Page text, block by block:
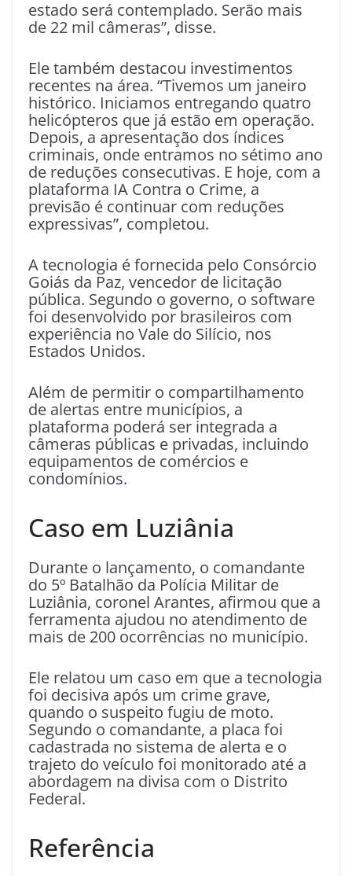
estado será contemplado. Serão mais
de 22 mil câmeras”, disse.
Ele também destacou investimentos
recentes na área. “Tivemos um janeiro
histórico. Iniciamos entregando quatro
helicópteros que já estão em operação.
Depois, a apresentação dos índices
criminais, onde entramos no sétimo ano
de reduções consecutivas. E hoje, com a
plataforma IA Contra o Crime, a
previsão é continuar com reduções
expressivas”, completou.
A tecnologia é fornecida pelo Consórcio
Goiás da Paz, vencedor de licitação
pública. Segundo o governo, o software
foi desenvolvido por brasileiros com
experiência no Vale do Silício, nos
Estados Unidos.
Além de permitir o compartilhamento
de alertas entre municípios, a
plataforma poderá ser integrada a
câmeras públicas e privadas, incluindo
equipamentos de comércios e
condomínios.
Caso em Luziânia
Durante o lançamento, o comandante
do 5º Batalhão da Polícia Militar de
Luziânia, coronel Arantes, afirmou que a
ferramenta ajudou no atendimento de
mais de 200 ocorrências no município.
Ele relatou um caso em que a tecnologia
foi decisiva após um crime grave,
quando o suspeito fugiu de moto.
Segundo o comandante, a placa foi
cadastrada no sistema de alerta e o
trajeto do veículo foi monitorado até a
abordagem na divisa com o Distrito
Federal.
Referência